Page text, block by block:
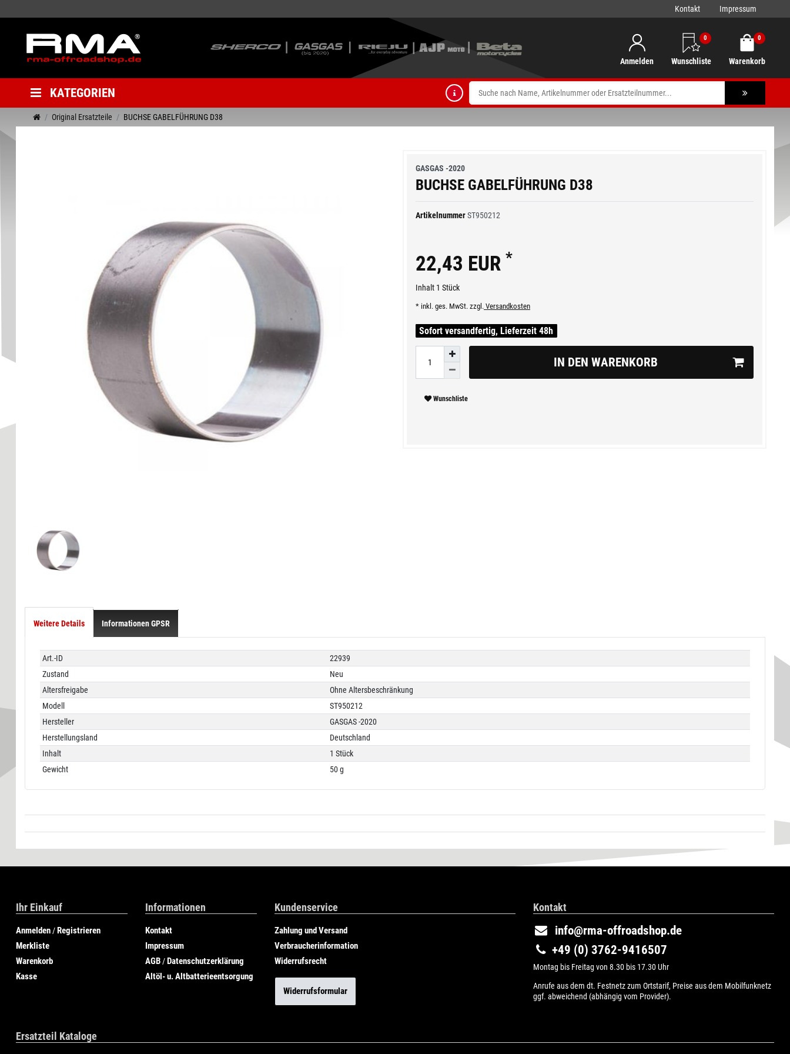
Kontakt Impressum
Anmelden
0
Wunschliste
0
Warenkorb
KATEGORIEN
Original Ersatzteile BUCHSE GABELFÜHRUNG D38
GASGAS -2020
BUCHSE GABELFÜHRUNG D38
ArtikelnummerST950212
22,43 EUR *
Inhalt 1 Stück
* inkl. ges. MwSt. zzgl. Versandkosten
Sofort versandfertig, Lieferzeit 48h
IN DEN WARENKORB
Wunschliste
Weitere Details Informationen GPSR
Technisches
Merkmal
Wert
Art.-ID
22939
Zustand
Neu
Altersfreigabe
Ohne Altersbeschränkung
Modell
ST950212
Hersteller
GASGAS -2020
Herstellungsland
Deutschland
Inhalt
1 Stück
Gewicht
50 g
Ihr Einkauf
Anmelden /Registrieren
Merkliste
Warenkorb
Kasse
Informationen
Kontakt
Impressum
AGB /Datenschutzerklärung
Altöl- u. Altbatterieentsorgung
Kundenservice
Zahlung und Versand
Verbraucherinformation
Widerrufsrecht
Widerrufsformular
Kontakt
info@rma-offroadshop.de
+49 (0) 3762-9416507
Montag bis Freitag von 8.30 bis 17.30 Uhr
Anrufe aus dem dt. Festnetz zum Ortstarif, Preise aus dem Mobilfunknetz
ggf. abweichend (abhängig vom Provider).
Ersatzteil Kataloge